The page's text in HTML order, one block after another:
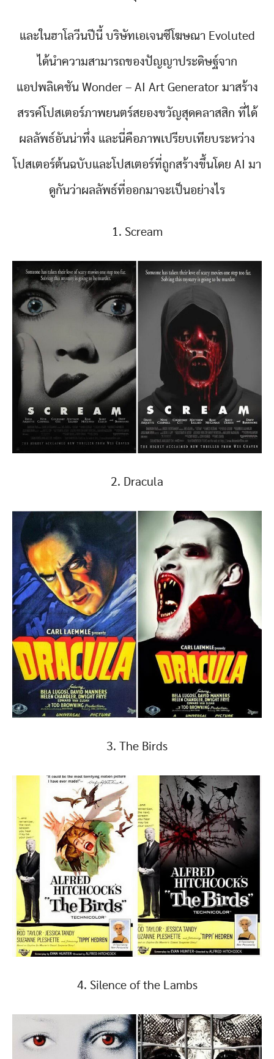
และในฮาโลวีนปีนี้ บริษัทเอเจนซีโฆษณา Evoluted
ได้นำความสามารถของปัญญาประดิษฐ์จาก
แอปพลิเคชัน Wonder – AI Art Generator มาสร้าง
สรรค์โปสเตอร์ภาพยนตร์สยองขวัญสุดคลาสสิก ที่ได้
ผลลัพธ์อันน่าทึ่ง และนี่คือภาพเปรียบเทียบระหว่าง
โปสเตอร์ต้นฉบับและโปสเตอร์ที่ถูกสร้างขึ้นโดย AI มา
ดูกันว่าผลลัพธ์ที่ออกมาจะเป็นอย่างไร
1. Scream
2. Dracula
3. The Birds
4. Silence of the Lambs